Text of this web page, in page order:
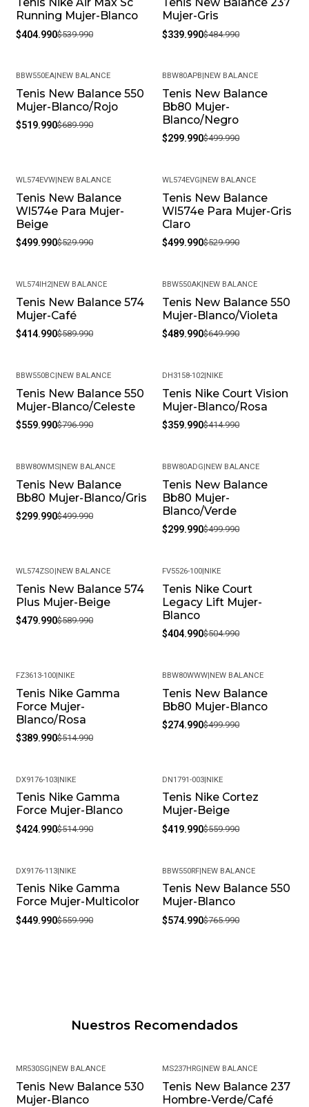
Running Mujer-Blanco
$404.990$539.990
Mujer-Gris
$339.990$484.990
-25%
BBW550EA| NEW BALANCE
Tenis New Balance 550
Mujer-Blanco/Rojo
$519.990$689.990
-40%
BBW80APB NEW BALANCE
Tenis New Balance
Bb80 Mujer-
Blanco/Negro
$299.990$499.990
-6%
WL574EVW| NEW BALANCE
Tenis New Balance
Wl574e Para Mujer-
Beige
$499.990$529.990
-6%
WL574EVG NEW BALANCE
Tenis New Balance
Wl574e Para Mujer-Gris
Claro
$499.990$529.990
-30%
WL574IH2| NEW BALANCE
Tenis New Balance 574
Mujer-Café
$414.990$589.990
-25%
BBW550AK NEW BALANCE
Tenis New Balance 550
Mujer-Blanco/Violeta
$489.990$649.990
-30%
BBW550BC NEW BALANCE
Tenis New Balance 550
Mujer-Blanco/Celeste
$559.990$796.990
-13%
DH3158-102| NIKE
Tenis Nike Court Vision
Mujer-Blanco/Rosa
$359.990$414.990
-40%
BBW80WMS| NEW BALANCE
Tenis New Balance
Bb80 Mujer-Blanco/Gris
$299.990$499.990
-40%
BBW80ADG NEW BALANCE
Tenis New Balance
Bb80 Mujer-
Blanco/Verde
$299.990$499.990
-19%
WL574ZSO|NEW BALANCE
Tenis New Balance 574
Plus Mujer-Beige
$479.990$589.990
-20%
FV5526-100|NIKE
Tenis Nike Court
Legacy Lift Mujer-
Blanco
$404.990$504.990
-24%
FZ3613-100|NIKE
Tenis Nike Gamma
Force Mujer-
Blanco/Rosa
$389.990$514.990
-45%
BBW80WWW|NEW BALANCE
Tenis New Balance
Bb80 Mujer-Blanco
$274.990$499.990
-17%
DX9176-103|NIKE
Tenis Nike Gamma
Force Mujer-Blanco
$424.990$514.990
-25%
DN1791-003|NIKE
Tenis Nike Cortez
Mujer-Beige
$419.990$559.990
-20%
DX9176-113|NIKE
Tenis Nike Gamma
Force Mujer-Multicolor
$449.990$559.990
-25%
BBW550RF|NEW BALANCE
Tenis New Balance 550
Mujer-Blanco
$574.990$765.990
Nuestros Recomendados
-6%
MR530SG|NEW BALANCE
Tenis New Balance 530
Mujer-Blanco
-9%
MS237HRG|NEW BALANCE
Tenis New Balance 237
Hombre-Verde/Café